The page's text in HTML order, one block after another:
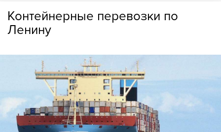
Контейнерные перевозки по
Ленину